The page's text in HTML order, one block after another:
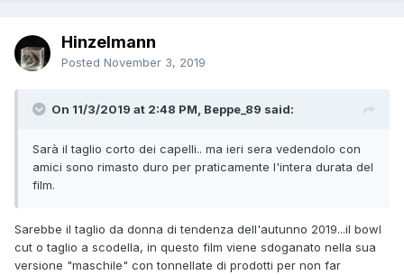
Hinzelmann
Posted November 3, 2019
On 11/3/2019 at 2:48 PM, Beppe_89 said:
Sarà il taglio corto dei capelli.. ma ieri sera vedendolo con
amici sono rimasto duro per praticamente l'intera durata del
film.
Sarebbe il taglio da donna di tendenza dell'autunno 2019...il bowl
cut o taglio a scodella, in questo film viene sdoganato nella sua
versione "maschile" con tonnellate di prodotti per non far